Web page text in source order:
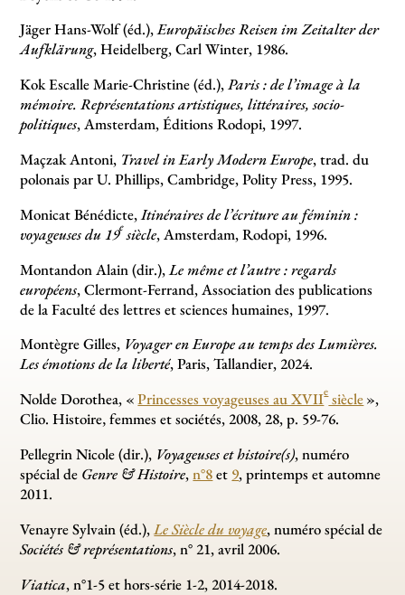
Jäger Hans-Wolf (éd.),Europäisches Reisen im Zeitalter der
Aufklärung, Heidelberg, Carl Winter, 1986.
Kok Escalle Marie-Christine (éd.),Paris : de l’image à la
mémoire. Représentations artistiques, littéraires, socio-
politiques, Amsterdam, Éditions Rodopi, 1997.
Maçzak Antoni, Travel in Early Modern Europe, trad. du
polonais par U. Phillips, Cambridge, Polity Press, 1995.
Monicat Bénédicte,Itinéraires de l’écriture au féminin :
voyageuses du 19esiècle, Amsterdam, Rodopi, 1996.
Montandon Alain (dir.),Le même et l’autre : regards
européens, Clermont-Ferrand, Association des publications
de la Faculté des lettres et sciences humaines, 1997.
Montègre Gilles, Voyager en Europe au temps des Lumières.
Les émotions de la liberté, Paris, Tallandier, 2024.
Nolde Dorothea, «Princesses voyageuses au XVIIesiècle»,
Clio. Histoire‚ femmes et sociétés, 2008, 28, p. 59-76.
Pellegrin Nicole (dir.), Voyageuses et histoire(s), numéro
spécial de Genre & Histoire,n°8et 9, printemps et automne
2011.
Venayre Sylvain (éd.),Le Siècle du voyage, numéro spécial de
Sociétés & représentations, n° 21, avril 2006.
Viatica, n°1-5 et hors-série 1-2, 2014-2018.